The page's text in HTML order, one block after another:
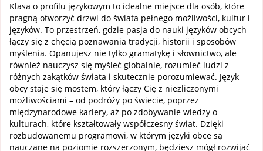
Klasa o profilu językowym to idealne miejsce dla osób, które
pragną otworzyć drzwi do świata pełnego możliwości, kultur i
języków. To przestrzeń, gdzie pasja do nauki języków obcych
łączy się z chęcią poznawania tradycji, historii i sposobów
myślenia. Opanujesz nie tylko gramatykę i słownictwo, ale
również nauczysz się myśleć globalnie, rozumieć ludzi z
różnych zakątków świata i skutecznie porozumiewać. Język
obcy staje się mostem, który łączy Cię z niezliczonymi
możliwościami – od podróży po świecie, poprzez
międzynarodowe kariery, aż po zdobywanie wiedzy o
kulturach, które kształtowały współczesny świat. Dzięki
rozbudowanemu programowi, w którym języki obce są
nauczane na poziomie rozszerzonym, będziesz mógł rozwijać